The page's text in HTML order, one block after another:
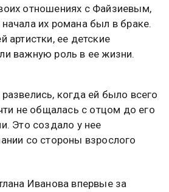
отношениях с Файзиевым,
их романа был в браке.
артистки, ее детские
важную роль в ее жизни.
когда ей было всего
не общалась с отцом до его
Это создало у нее
со стороны взрослого
Иванова впервые за